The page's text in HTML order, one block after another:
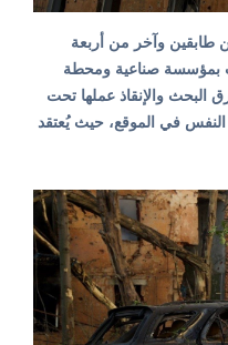
طابقين وآخر من أربعة
بمؤسسة صناعية ومحطة
والإنقاذ عملها تحت
في الموقع، حيث يُعتقد